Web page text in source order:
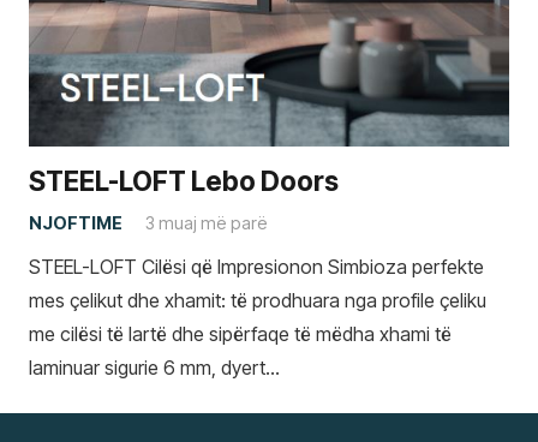
STEEL-LOFT Lebo Doors
NJOFTIME 3 muaj më parë
STEEL-LOFT Cilësi që Impresionon Simbioza perfekte
mes çelikut dhe xhamit: të prodhuara nga profile çeliku
me cilësi të lartë dhe sipërfaqe të mëdha xhami të
laminuar sigurie 6 mm, dyert…